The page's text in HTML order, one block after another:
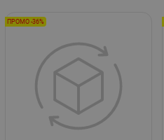
ПРОМО -36%